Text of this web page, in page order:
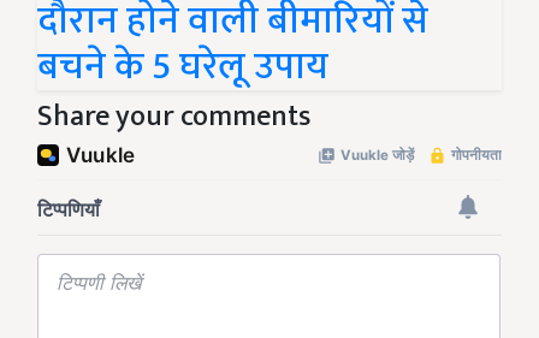
दौरान होने वाली बीमारियों से
बचने के 5 घरेलू उपाय
Share your comments